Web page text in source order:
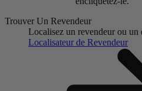
Trouver Un Revendeur
Localisez un revendeur ou un
Localisateur de Revendeur